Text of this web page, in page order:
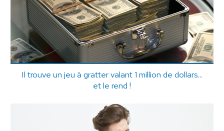
Il trouve un jeu à gratter valant 1 million de dollars...
et le rend !